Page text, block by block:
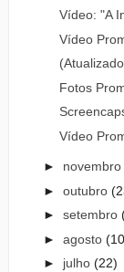
Vídeo: "A
Vídeo
Fotos
Vídeo
► novembro
► outubro
► setembro
► agosto
► julho (22)